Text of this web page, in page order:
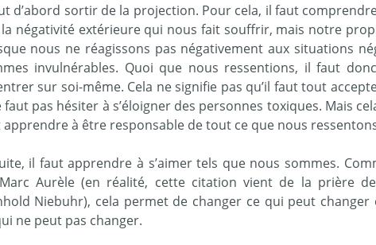
d’abord sortir de la projection. Pour cela, il faut
la négativité extérieure qui nous fait souffrir, mais notre
nous ne réagissons pas négativement aux situations
invulnérables. Quoi que nous ressentions, il faut
sur soi-même. Cela ne signifie pas qu’il faut tout
faut pas hésiter à s’éloigner des personnes toxiques. Mais
apprendre à être responsable de tout ce que nous
il faut apprendre à s’aimer tels que nous sommes.
Aurèle (en réalité, cette citation vient de la prière
Niebuhr), cela permet de changer ce qui peut changer
ne peut pas changer.